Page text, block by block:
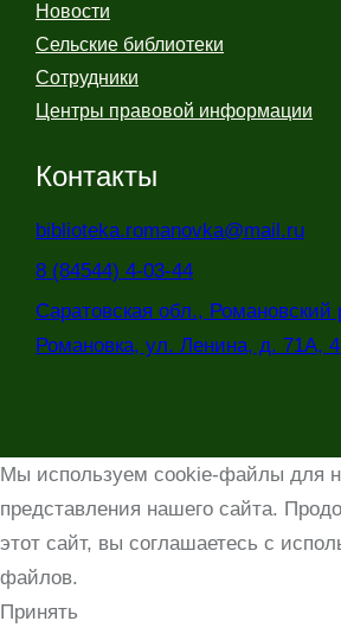
Новости
Сельские библиотеки
Сотрудники
Центры правовой информации
Контакты
biblioteka.romanovka@mail.ru
8 (84544) 4-03-44
Саратовская обл., Романовский
Романовка, ул. Ленина, д. 71А,
Мы используем cookie-файлы для
представления нашего сайта.
этот сайт, вы соглашаетесь с
файлов.
Принять